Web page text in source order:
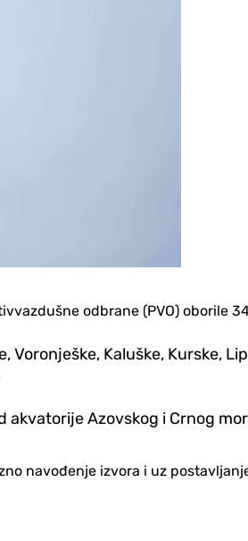
odbrane (PVO) oborile
Kaluške, Kurske,
Azovskog i Crnog
navođenje izvora i uz